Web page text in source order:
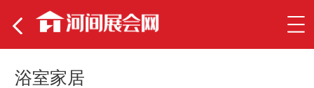
浴室家居